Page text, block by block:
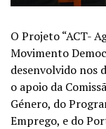
O Projeto “ACT-
Movimento
desenvolvido nos
o apoio da
Género, do
Emprego, e do